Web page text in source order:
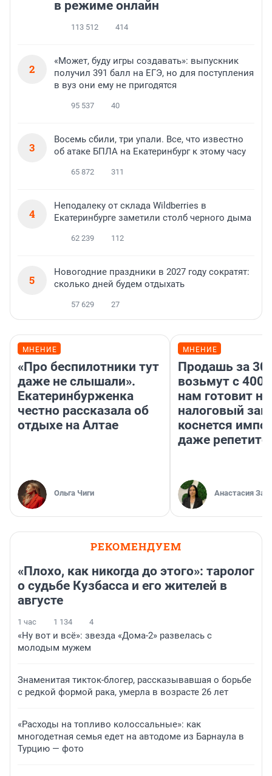
в режиме онлайн
113 512 414
2
«Может, буду игры создавать»: выпускник
получил 391 балл на ЕГЭ, но для поступления
в вуз они ему не пригодятся
95 537 40
3
Восемь сбили, три упали. Все, что известно
об атаке БПЛА на Екатеринбург к этому часу
65 872 311
4
Неподалеку от склада Wildberries в
Екатеринбурге заметили столб черного дыма
62 239 112
5
Новогодние праздники в 2027 году сократят:
сколько дней будем отдыхать
57 629 27
МНЕНИЕ
«Про беспилотники тут
даже не слышали».
Екатеринбурженка
честно рассказала об
отдыхе на Алтае
Ольга Чиги
МНЕНИЕ
Продашь за
возьмут с
нам готовит
налоговый
коснется
даже
Анастасия
РЕКОМЕНДУЕМ
«Плохо, как никогда до этого»: таролог
о судьбе Кузбасса и его жителей в
августе
1 час 1 134 4
«Ну вот и всё»: звезда «Дома-2» развелась с
молодым мужем
Знаменитая тикток-блогер, рассказывавшая о борьбе
с редкой формой рака, умерла в возрасте 26 лет
«Расходы на топливо колоссальные»: как
многодетная семья едет на автодоме из Барнаула в
Турцию — фото